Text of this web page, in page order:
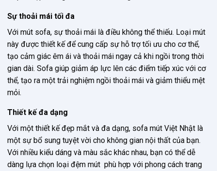
Sự thoải mái tối đa
Với mút sofa, sự thoải mái là điều không thể thiếu. Loại mút
này được thiết kế để cung cấp sự hỗ trợ tối ưu cho cơ thể,
tạo cảm giác êm ái và thoải mái ngay cả khi ngồi trong thời
gian dài. Sofa giúp giảm áp lực lên các điểm tiếp xúc với cơ
thể, tạo ra một trải nghiệm ngồi thoải mái và giảm thiểu mệt
mỏi.
Thiết kế đa dạng
Với một thiết kế đẹp mắt và đa dạng, sofa mút Việt Nhật là
một sự bổ sung tuyệt vời cho không gian nội thất của bạn.
Với nhiều kiểu dáng và màu sắc khác nhau, bạn có thể dễ
dàng lựa chọn loại đệm mút phù hợp với phong cách trang